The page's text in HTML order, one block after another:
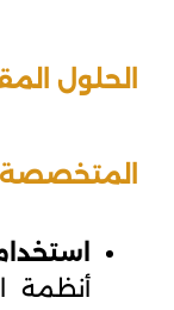
الحلول
المتخصصة
أنظمة